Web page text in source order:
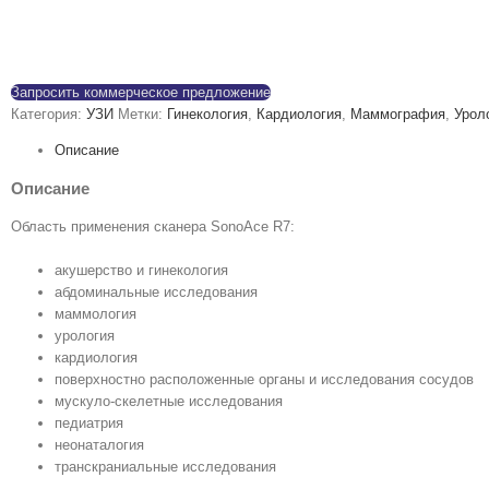
Запросить коммерческое предложение
Категория: УЗИ Метки: Гинекология, Кардиология, Маммография,
Описание
Описание
Область применения сканера SonoAce R7:
акушерство и гинекология
абдоминальные исследования
маммология
урология
кардиология
поверхностно расположенные органы и исследования сосудов
мускуло-скелетные исследования
педиатрия
неонаталогия
транскраниальные исследования